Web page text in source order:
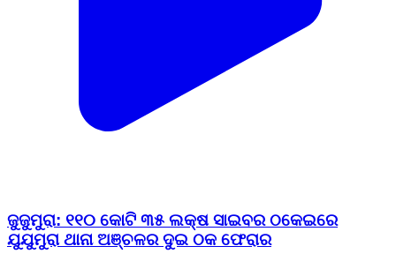
ଜୁଜୁମୁରା: ୧୧୦ କୋଟି ୩୫ ଲକ୍ଷ ସାଇବର ଠକେଇରେ
ଯୁଯୁମୁରା ଥାନା ଅଞ୍ଚଳର ଦୁଇ ଠକ ଫେରାର